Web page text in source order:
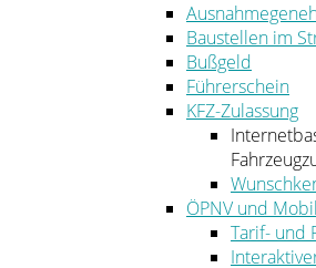
Baustellen im
Bußgeld
Führerschein
KFZ-Zulassung
ÖPNV und
Tarif- und